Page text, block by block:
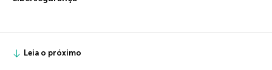
Leia o próximo